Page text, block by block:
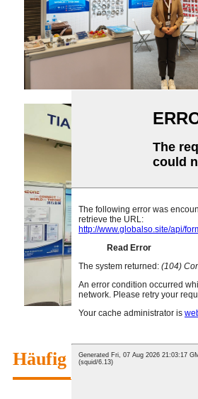
Häufig gestellte Fragen